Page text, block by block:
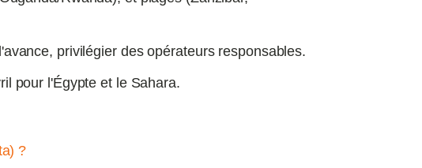
privilégier des opérateurs responsables.
pour l'Égypte et le Sahara.
?